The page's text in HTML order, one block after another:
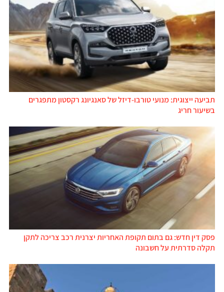
תביעה ייצוגית: מנועי טורבו-דיזל של סאנגיונג רקסטון מתפגרים
בשיעור חריג
פסק דין חדש: גם בתום תקופת האחריות יצרנית רכב צריכה לתקן
תקלה סדרתית על חשבונה